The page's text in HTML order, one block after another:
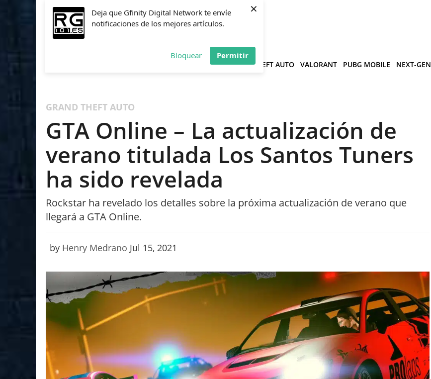
Deja que Gfinity Digital Network te envíe
notificaciones de los mejores artículos.
Bloquear Permitir
×
PES GRAND THEFT AUTO VALORANT PUBG MOBILE NEXT-GEN
GRAND THEFT AUTO
GTA Online – La actualización de
verano titulada Los Santos Tuners
ha sido revelada
Rockstar ha revelado los detalles sobre la próxima actualización de verano que
llegará a GTA Online.
by Henry Medrano Jul 15, 2021